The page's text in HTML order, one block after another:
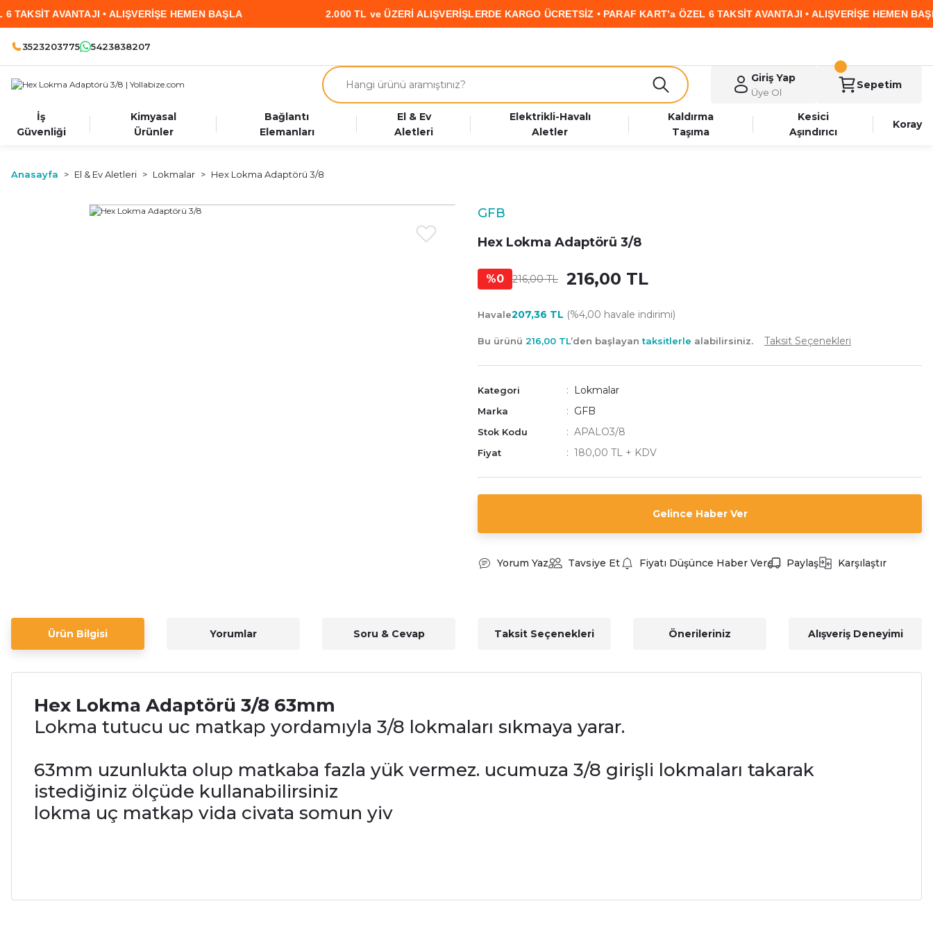
AVANTAJI • ALIŞVERİŞE HEMEN BAŞLA 2.000 TL ve ÜZERİ ALIŞVERİŞLERDE KARGO ÜCRETSİZ • PARAF KART’a ÖZEL 6 TAKSİT AVANTAJI • ALIŞVERİŞE HEMEN BAŞLA
3523203775 5423838207
Giriş Yap
Üye Ol
Sepetim
İş
Güvenliği
Kimyasal
Ürünler
Bağlantı
Elemanları
El & Ev
Aletleri
Elektrikli-Havalı
Aletler
Kaldırma
Taşıma
Kesici
Aşındırıcı
Koray
Anasayfa El & Ev Aletleri Lokmalar Hex Lokma Adaptörü 3/8
GFB
Hex Lokma Adaptörü 3/8
%0 216,00 TL 216,00 TL
Havale207,36 TL (%4,00 havale indirimi)
Bu ürünü 216,00 TL’den başlayantaksitlerle alabilirsiniz. Taksit Seçenekleri
Kategori Lokmalar
Marka GFB
Stok Kodu APALO3/8
Fiyat 180,00 TL + KDV
Gelince Haber Ver
Yorum Yaz Tavsiye Et Fiyatı Düşünce Haber Ver Paylaş Karşılaştır
Ürün Bilgisi Yorumlar Soru & Cevap Taksit Seçenekleri Önerileriniz Alışveriş Deneyimi
Hex Lokma Adaptörü 3/8 63mm
Lokma tutucu uc matkap yordamıyla 3/8 lokmaları sıkmaya yarar.
63mm uzunlukta olup matkaba fazla yük vermez. ucumuza 3/8 girişli lokmaları takarak
istediğiniz ölçüde kullanabilirsiniz
lokma uç matkap vida civata somun yiv